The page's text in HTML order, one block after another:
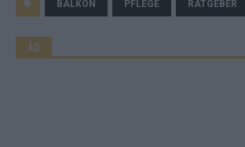
BALKON PFLEGE RATGEBER
AD